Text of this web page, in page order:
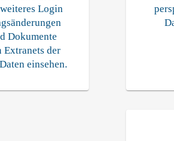
Login
Dokumente
Extranets der
einsehen.